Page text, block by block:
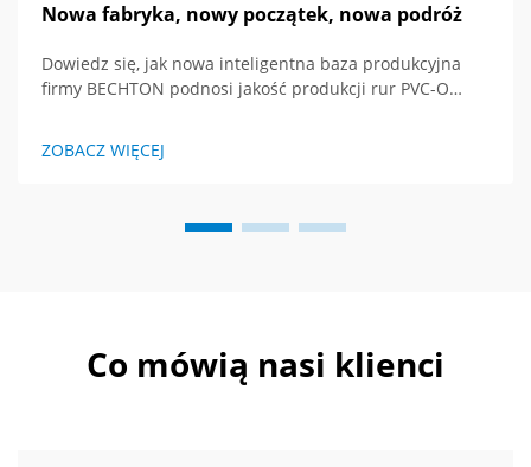
Nowa fabryka, nowy początek, nowa podróż
Dowiedz się, jak nowa inteligentna baza produkcyjna
firmy BECHTON podnosi jakość produkcji rur PVC-O
ZOBACZ WIĘCEJ
Co mówią nasi klienci